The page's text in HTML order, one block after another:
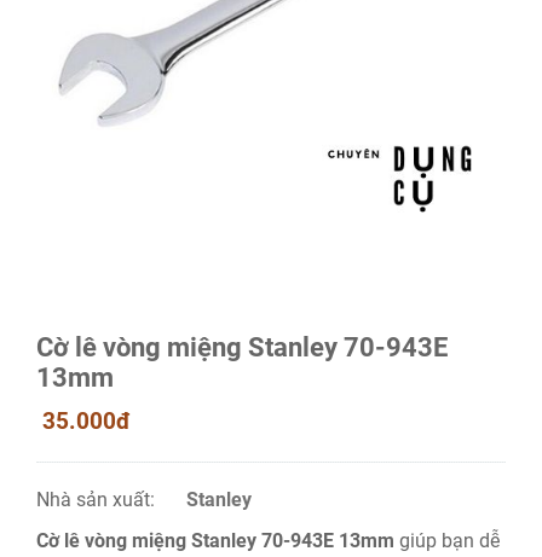
Cờ lê vòng miệng Stanley 70-943E
13mm
35.000đ
Nhà sản xuất:
Stanley
Cờ lê vòng miệng Stanley 70-943E 13mm giúp bạn dễ